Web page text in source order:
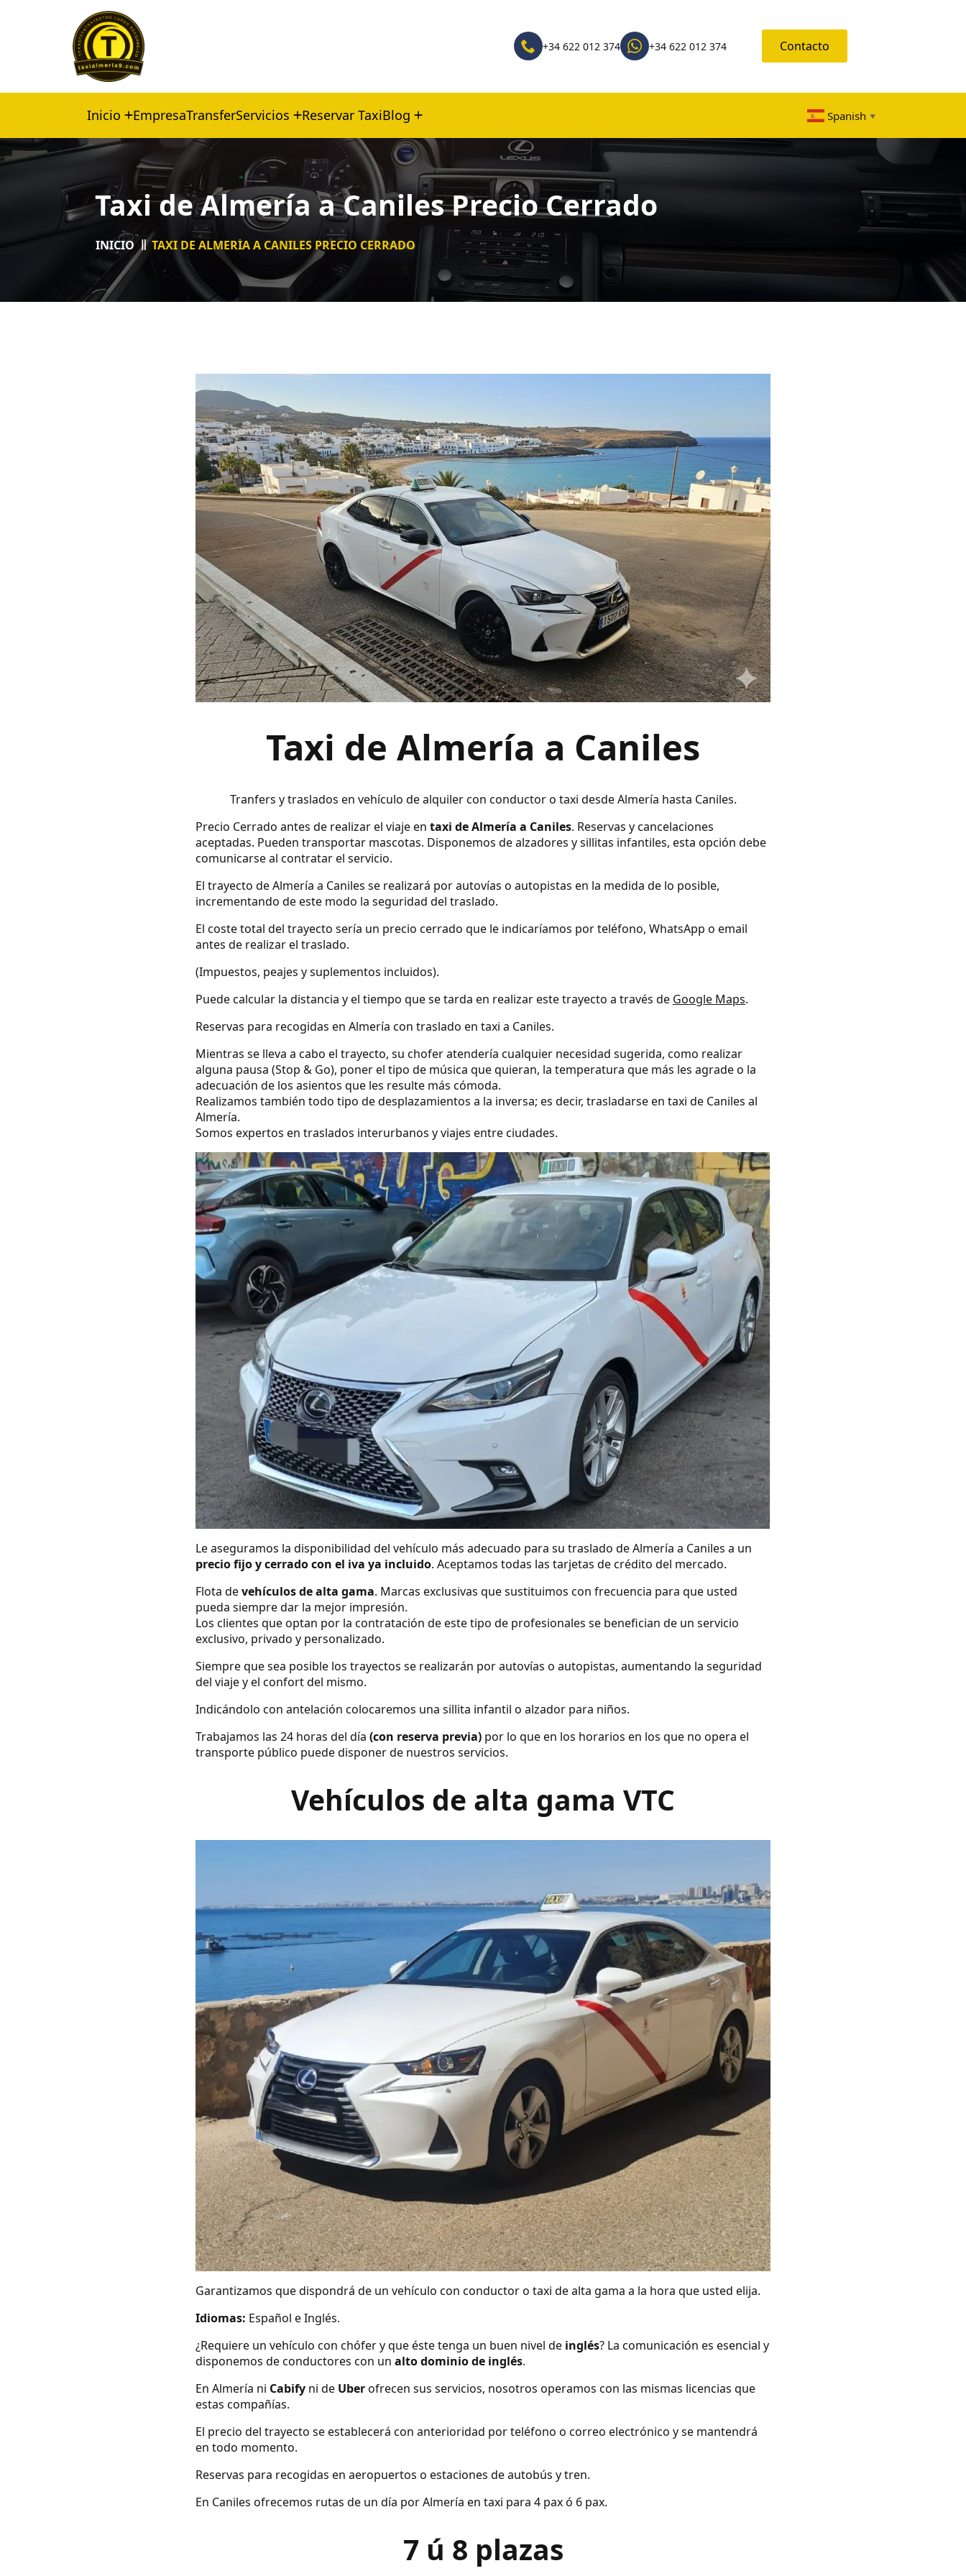
+34 622 012 374 +34 622 012 374 Contacto
Inicio EmpresaTransferServicios Reservar TaxiBlog Spanish ▼
Taxi de Almería a Caniles Precio Cerrado
INICIO TAXI DE ALMERÍA A CANILES PRECIO CERRADO
Taxi de Almería a Caniles
Tranfers y traslados en vehículo de alquiler con conductor o taxi desde Almería hasta Caniles.
Precio Cerrado antes de realizar el viaje en taxi de Almería a Caniles. Reservas y cancelaciones
aceptadas. Pueden transportar mascotas. Disponemos de alzadores y sillitas infantiles, esta opción debe
comunicarse al contratar el servicio.
El trayecto de Almería a Caniles se realizará por autovías o autopistas en la medida de lo posible,
incrementando de este modo la seguridad del traslado.
El coste total del trayecto sería un precio cerrado que le indicaríamos por teléfono, WhatsApp o email
antes de realizar el traslado.
(Impuestos, peajes y suplementos incluidos).
Puede calcular la distancia y el tiempo que se tarda en realizar este trayecto a través de Google Maps.
Reservas para recogidas en Almería con traslado en taxi a Caniles.
Mientras se lleva a cabo el trayecto, su chofer atendería cualquier necesidad sugerida, como realizar
alguna pausa (Stop & Go), poner el tipo de música que quieran, la temperatura que más les agrade o la
adecuación de los asientos que les resulte más cómoda.
Realizamos también todo tipo de desplazamientos a la inversa; es decir, trasladarse en taxi de Caniles al
Almería.
Somos expertos en traslados interurbanos y viajes entre ciudades.
Le aseguramos la disponibilidad del vehículo más adecuado para su traslado de Almería a Caniles a un
precio fijo y cerrado con el iva ya incluido. Aceptamos todas las tarjetas de crédito del mercado.
Flota devehículos de alta gama. Marcas exclusivas que sustituimos con frecuencia para que usted
pueda siempre dar la mejor impresión.
Los clientes que optan por la contratación de este tipo de profesionales se benefician de un servicio
exclusivo, privado y personalizado.
Siempre que sea posible los trayectos se realizarán por autovías o autopistas, aumentando la seguridad
del viaje y el confort del mismo.
Indicándolo con antelación colocaremos una sillita infantil o alzador para niños.
Trabajamos las 24 horas del día (con reserva previa) por lo que en los horarios en los que no opera el
transporte público puede disponer de nuestros servicios.
Vehículos de alta gama VTC
Garantizamos que dispondrá de un vehículo con conductor o taxi de alta gama a la hora que usted elija.
Idiomas: Español e Inglés.
¿Requiere un vehículo con chófer y que éste tenga un buen nivel de inglés? La comunicación es esencial y
disponemos de conductores con un alto dominio de inglés.
En Almería ni Cabify ni de Uberofrecen sus servicios, nosotros operamos con las mismas licencias que
estas compañías.
El precio del trayecto se establecerá con anterioridad por teléfono o correo electrónico y se mantendrá
en todo momento.
Reservas para recogidas en aeropuertos o estaciones de autobús y tren.
En Caniles ofrecemos rutas de un día por Almería en taxi para 4 pax ó 6 pax.
7 ú 8 plazas